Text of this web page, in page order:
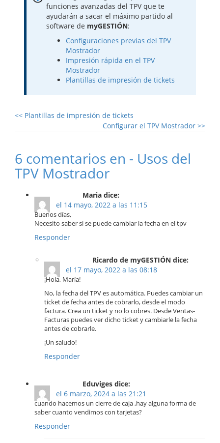
funciones avanzadas del TPV que te
ayudarán a sacar el máximo partido al
software de myGESTIÓN:
Configuraciones previas del TPV
Mostrador
Impresión rápida en el TPV
Mostrador
Plantillas de impresión de tickets
<< Plantillas de impresión de tickets
Configurar el TPV Mostrador >>
6 comentarios en - Usos del
TPV Mostrador
Maria dice:
el 14 mayo, 2022 a las 11:15
Buenos días,
Necesito saber si se puede cambiar la fecha en el tpv
Responder
Ricardo de myGESTIÓN dice:
el 17 mayo, 2022 a las 08:18
¡Hola, María!
No, la fecha del TPV es automática. Puedes cambiar un
ticket de fecha antes de cobrarlo, desde el modo
factura. Crea un ticket y no lo cobres. Desde Ventas-
Facturas puedes ver dicho ticket y cambiarle la fecha
antes de cobrarle.
¡Un saludo!
Responder
Eduviges dice:
el 6 marzo, 2024 a las 21:21
cuando hacemos un cierre de caja ,hay alguna forma de
saber cuanto vendimos con tarjetas?
Responder